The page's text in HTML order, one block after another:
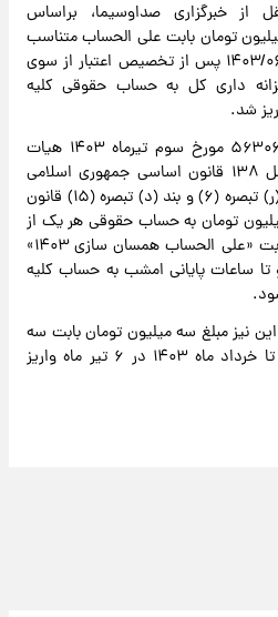
از خبرگزاری صداوسیما، براساس
تومان بابت على الحساب متناسب
سازی تیر ماه ۱۴۰۳ امروز ۱۴۰۳/۰۶/۰۷ پس از تخصیص اعتبار از سوی
داری کل به حساب حقوقی کلیه
شد.
براساس تصویب نامه شماره ۵۶۳۰۶ مورخ سوم تیرماه ۱۴۰۳ هیات
محترم وزیران و به استناد اصل ۱۳۸ قانون اساسی جمهوری اسلامی
ایران و همچنین در اجرای بند (ر) تبصره (۶) و بند (د) تبصره (۱۵) قانون
یک میلیون تومان به حساب حقوقی هر یک از
بازنشستگان کشوری مشمول بابت «علی الحساب همسان سازی ۱۴۰۳»
تا ساعات پایانی امشب به حساب کلیه
نیز مبلغ سه میلیون تومان بابت سه
ماهه ابتدای سال از فروردین تا خرداد ماه ۱۴۰۳ در ۶ تیر ماه واریز